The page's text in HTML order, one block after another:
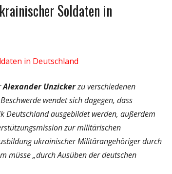
Soldaten in
in Deutschland
Alexander Unzickerzu verschiedenen
wendet sich dagegen, dass
Deutschland ausgebildet werden, außerdem
zur militärischen
ukrainischer Militärangehöriger durch
müsse „durch Ausüben der deutschen